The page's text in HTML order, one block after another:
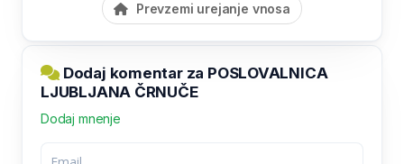
Prevzemi urejanje vnosa
Dodaj komentar za POSLOVALNICA
LJUBLJANA ČRNUČE
Dodaj mnenje